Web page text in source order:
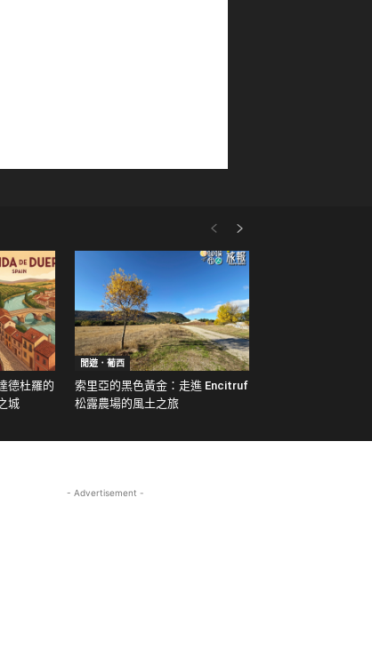
德杜羅的
城
閒遊．葡西
索里亞的黑色黃金：走進 Encitruf
松露農場的風土之旅
- Advertisement -